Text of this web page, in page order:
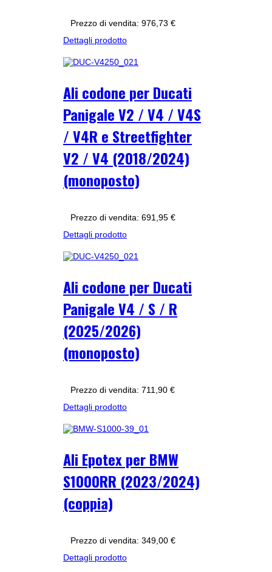
Prezzo di vendita: 976,73 €
Dettagli prodotto
Ali codone per Ducati
Panigale V2 / V4 / V4S
/ V4R e Streetfighter
V2 / V4 (2018/2024)
(monoposto)
Prezzo di vendita: 691,95 €
Dettagli prodotto
Ali codone per Ducati
Panigale V4 / S / R
(2025/2026)
(monoposto)
Prezzo di vendita: 711,90 €
Dettagli prodotto
Ali Epotex per BMW
S1000RR (2023/2024)
(coppia)
Prezzo di vendita: 349,00 €
Dettagli prodotto